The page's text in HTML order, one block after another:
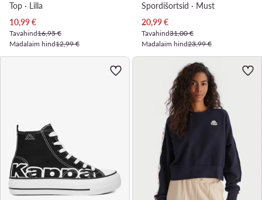
Top · Lilla
Praegune hind
10,99€
Tavahind16,95 €
Madalaim hind12,99 €
Spordišortsid · Must
Praegune hind
20,99€
Tavahind31,00 €
Madalaim hind23,99 €